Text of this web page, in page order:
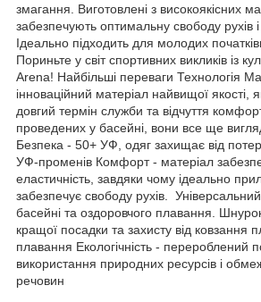
змагання. Виготовлені з високоякісних
забезпечують оптимальну свободу рухів і
Ідеально підходить для молодих
Пориньте у світ спортивних викликів із
Arena! Найбільші переваги Технологія
інноваційний матеріал найвищої якості,
довгий термін служби та відчуття
проведених у басейні, вони все ще
Безпека - 50+ УФ, одяг захищає від
УФ-променів Комфорт - матеріал
еластичність, завдяки чому ідеально
забезпечує свободу рухів.
басейні та оздоровчого плавання.
кращої посадки та захисту від ковзання
плавання Екологічність - перероблений
використання природних ресурсів і
речовин